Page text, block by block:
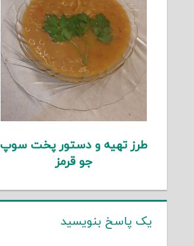
طرز تهیه و دستور پخت سوپ
جو قرمز
یک پاسخ بنویسید